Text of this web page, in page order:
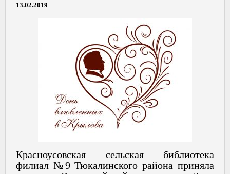
13.02.2019
Красноусовская сельская библиотека
филиал №9 Тюкалинского района приняла